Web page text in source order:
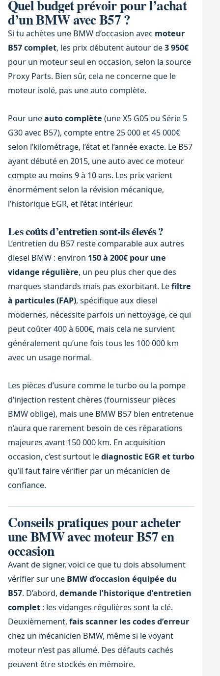
Quel budget prévoir pour l’achat
d’un BMW avec B57 ?
Si tu achètes une BMW d’occasion avec moteur
B57 complet, les prix débutent autour de3 950€
pour un moteur seul en occasion, selon la source
Proxy Parts. Bien sûr, cela ne concerne que le
moteur isolé, pas une auto complète.
Pour uneauto complète (une X5 G05 ou Série 5
G30 avec B57), compte entre 25 000 et 45 000€
selon l’kilométrage, l’état et l’année exacte. Le B57
ayant débuté en 2015, une auto avec ce moteur
compte au moins 9 à 10 ans. Les prix varient
énormément selon la révision mécanique,
l’historique EGR, et l’état intérieur.
Les coûts d’entretien sont-ils élevés ?
L’entretien du B57 reste comparable aux autres
diesel BMW : environ 150 à 200€ pour une
vidange régulière, un peu plus cher que des
marques standards mais pas exorbitant. Lefiltre
à particules (FAP), spécifique aux diesel
modernes, nécessite parfois un nettoyage, ce qui
peut coûter 400 à 600€, mais cela ne survient
généralement qu’une fois tous les 100 000 km
avec un usage normal.
Les pièces d’usure comme le turbo ou la pompe
d’injection restent chères (fournisseur pièces
BMW oblige), mais une BMW B57 bien entretenue
n’aura que rarement besoin de ces réparations
majeures avant 150 000 km. En acquisition
occasion, c’est surtout lediagnostic EGR et turbo
qu’il faut faire vérifier par un mécanicien de
confiance.
Conseils pratiques pour acheter
une BMW avec moteur B57 en
occasion
Avant de signer, voici ce que tu dois absolument
vérifier sur une BMW d’occasion équipée du
B57. D’abord, demande l’historique d’entretien
complet: les vidanges régulières sont la clé.
Deuxièmement, fais scanner les codes d’erreur
chez un mécanicien BMW, même si le voyant
moteur n’est pas allumé. Des défauts cachés
peuvent être stockés en mémoire.